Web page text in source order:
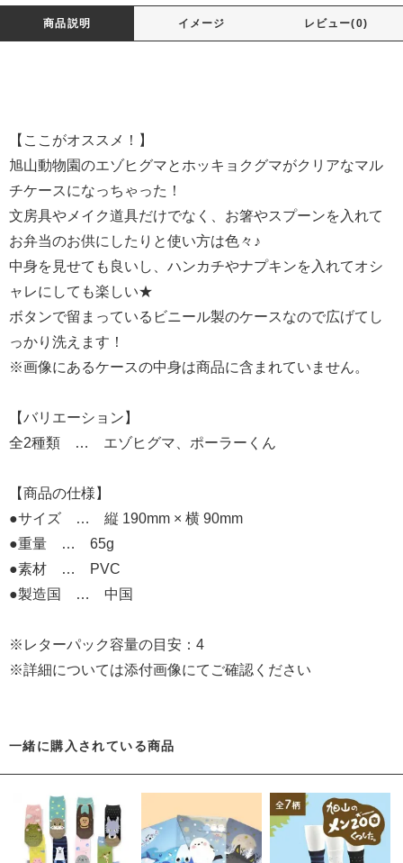
商品説明 イメージ レビュー(0)
【ここがオススメ！】
旭山動物園のエゾヒグマとホッキョクグマがクリアなマル
チケースになっちゃった！
文房具やメイク道具だけでなく、お箸やスプーンを入れて
お弁当のお供にしたりと使い方は色々♪
中身を見せても良いし、ハンカチやナプキンを入れてオシ
ャレにしても楽しい★
ボタンで留まっているビニール製のケースなので広げてし
っかり洗えます！
※画像にあるケースの中身は商品に含まれていません。
【バリエーション】
全2種類 … エゾヒグマ、ポーラーくん
【商品の仕様】
●サイズ … 縦 190mm × 横 90mm
●重量 … 65g
●素材 … PVC
●製造国 … 中国
※レターパック容量の目安：4
※詳細については添付画像にてご確認ください
一緒に購入されている商品